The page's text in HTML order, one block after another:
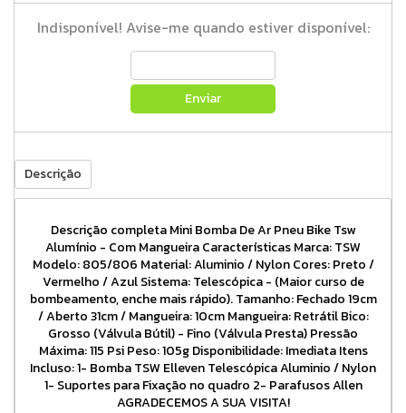
Indisponível! Avise-me quando estiver disponível:
Enviar
Descrição
Descrição completa Mini Bomba De Ar Pneu Bike Tsw
Alumínio - Com Mangueira Características Marca: TSW
Modelo: 805/806 Material: Aluminio / Nylon Cores: Preto /
Vermelho / Azul Sistema: Telescópica - (Maior curso de
bombeamento, enche mais rápido). Tamanho: Fechado 19cm
/ Aberto 31cm / Mangueira: 10cm Mangueira: Retrátil Bico:
Grosso (Válvula Bútil) - Fino (Válvula Presta) Pressão
Máxima: 115 Psi Peso: 105g Disponibilidade: Imediata Itens
Incluso: 1- Bomba TSW Elleven Telescópica Aluminio / Nylon
1- Suportes para Fixação no quadro 2- Parafusos Allen
AGRADECEMOS A SUA VISITA!